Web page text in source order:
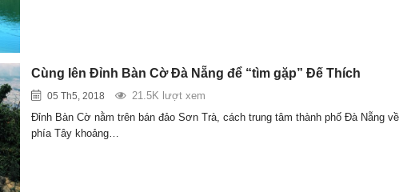
Cùng lên Đỉnh Bàn Cờ Đà Nẵng để “tìm gặp” Đế Thích
05 Th5, 2018
21.5K lượt xem
Đỉnh Bàn Cờ nằm trên bán đảo Sơn Trà, cách trung tâm thành phố Đà Nẵng về
phía Tây khoảng…